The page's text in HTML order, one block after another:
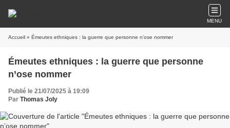
MENU
Accueil » Émeutes ethniques : la guerre que personne n’ose nommer
Émeutes ethniques : la guerre que personne
n’ose nommer
Publié le 21/07/2025 à 19:09
Par Thomas Joly